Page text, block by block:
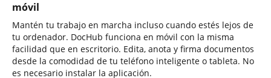
móvil
Mantén tu trabajo en marcha incluso cuando estés lejos de
tu ordenador. DocHub funciona en móvil con la misma
facilidad que en escritorio. Edita, anota y firma documentos
desde la comodidad de tu teléfono inteligente o tableta. No
es necesario instalar la aplicación.